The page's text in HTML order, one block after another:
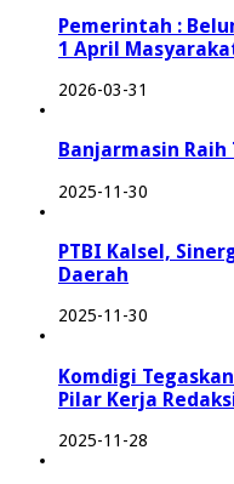
Pemerintah :
1 April
2026-03-31
Banjarmasin Raih
2025-11-30
PTBI Kalsel,
Daerah
2025-11-30
Komdigi
Pilar Kerja
2025-11-28